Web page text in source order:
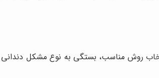
روش مناسب، بستگی به نوع مشکل دندانی